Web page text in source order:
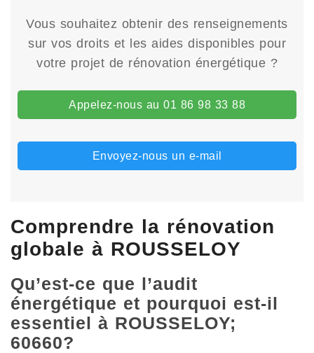
Vous souhaitez obtenir des renseignements
sur vos droits et les aides disponibles pour
votre projet de rénovation énergétique ?
Appelez-nous au 01 86 98 33 88
Envoyez-nous un e-mail
Comprendre la rénovation
globale à ROUSSELOY
Qu’est-ce que l’audit
énergétique et pourquoi est-il
essentiel à ROUSSELOY;
60660?